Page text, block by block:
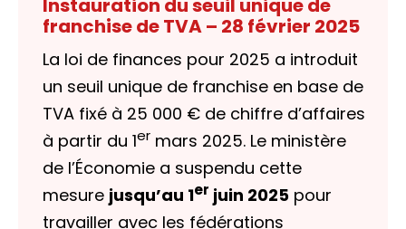
Instauration du seuil unique de
franchise de TVA – 28 février 2025
La loi de finances pour 2025 a introduit
un seuil unique de franchise en base de
TVA fixé à 25 000 € de chiffre d’affaires
à partir du 1er mars 2025. Le ministère
de l’Économie a suspendu cette
mesure jusqu’au 1er juin 2025 pour
travailler avec les fédérations